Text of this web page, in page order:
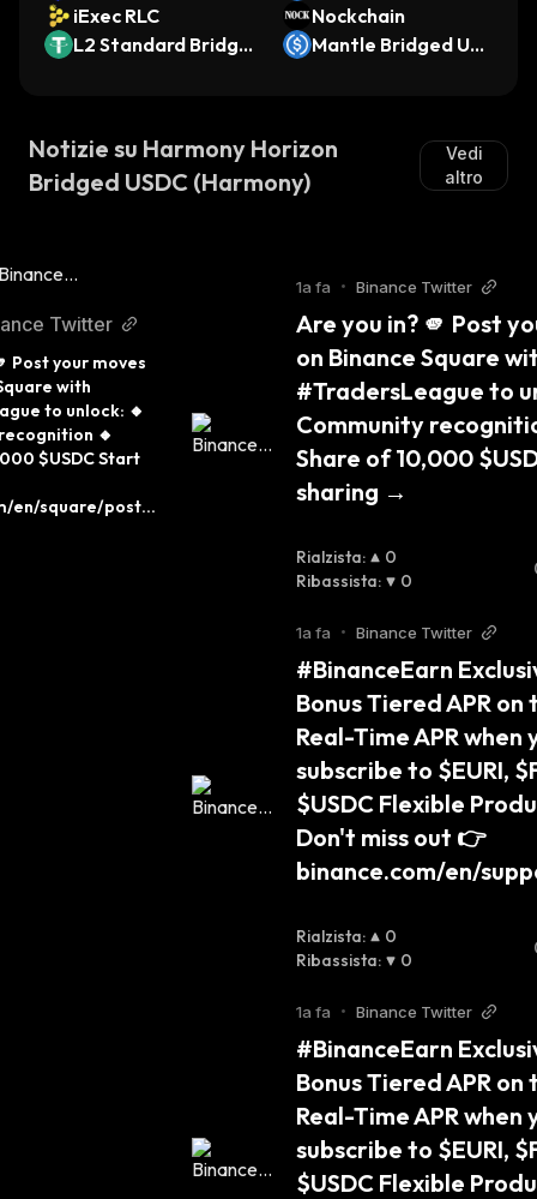
y (Ethereum)
iExec RLC
Nockchain
L2 Standard Bridge
Mantle Bridged US
Notizie su Harmony Horizon
Bridged USDC (Harmony)
Vedi
altro
Twitter
Post your moves
with
to unlock: 🔸
🔸
$USDC Start
en/square/post…
1a fa • Binance Twitter
Are you in? 🫵 Post
on Binance Square
#TradersLeague to
Community
Share of 10,000
sharing →
Rialzista:
0
Ribassista: 0
1a fa • Binance Twitter
#BinanceEarn
Bonus Tiered APR on
Real-Time APR when
subscribe to $EURI,
$USDC Flexible
Don't miss out 👉
binance.com/en/
Rialzista:
0
Ribassista: 0
1a fa • Binance Twitter
#BinanceEarn
Bonus Tiered APR
Real-Time APR when
subscribe to $EURI,
$USDC Flexible